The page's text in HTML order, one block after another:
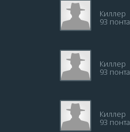
Киллер
93 понта
Киллер
93 понта
Киллер
93 понта